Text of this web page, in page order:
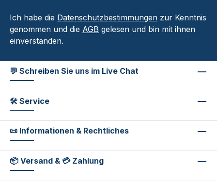
Ich habe die Datenschutzbestimmungen zur Kenntnis
genommen und die AGB gelesen und bin mit ihnen
einverstanden.
💬 Schreiben Sie uns im Live Chat
🛠 Service
📜 Informationen & Rechtliches
📦 Versand & 💳 Zahlung